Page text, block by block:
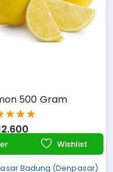
500 Gram
Per 500 gram
Badung (Denpasar)
Wishlist